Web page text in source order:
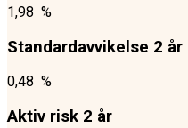
1,98 %
Standardavvikelse 2 år
0,48 %
Aktiv risk 2 år